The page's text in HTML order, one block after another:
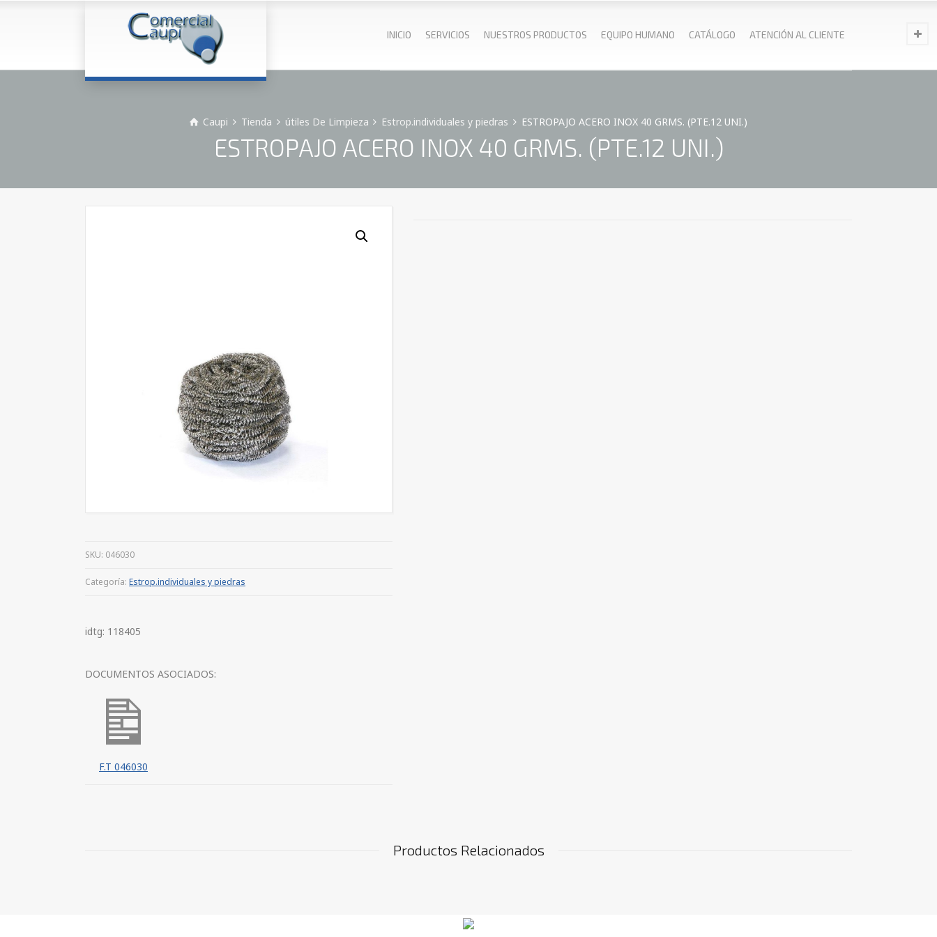
INICIO SERVICIOS NUESTROS PRODUCTOS EQUIPO HUMANO CATÁLOGO ATENCIÓN AL CLIENTE
Caupi Tienda útiles De Limpieza Estrop.individuales y piedras ESTROPAJO ACERO INOX 40 GRMS. (PTE.12 UNI.)
ESTROPAJO ACERO INOX 40 GRMS. (PTE.12 UNI.)
SKU: 046030
Categoría: Estrop.individuales y piedras
idtg: 118405
DOCUMENTOS ASOCIADOS:
F.T 046030
Productos Relacionados